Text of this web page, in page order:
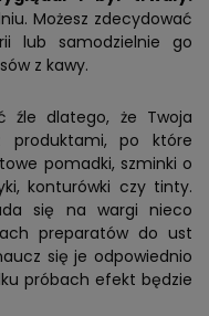
Możesz zdecydować
lub samodzielnie go
z kawy.
źle dlatego, że Twoja
produktami, po które
pomadki, szminki o
konturówki czy tinty.
się na wargi nieco
preparatów do ust
się je odpowiednio
próbach efekt będzie